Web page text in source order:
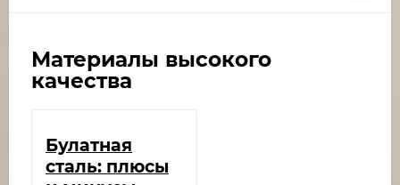
Материалы высокого
качества
Булатная
сталь: плюсы